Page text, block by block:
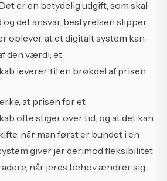
er en betydelig udgift, som skal
og det ansvar, bestyrelsen slipper
oplever, at et digitalt system kan
den værdi, et
leverer, til en brøkdel af prisen.
at prisen for et
ofte stiger over tid, og at det kan
når man først er bundet i en
giver jer derimod fleksibilitet
når jeres behov ændrer sig.